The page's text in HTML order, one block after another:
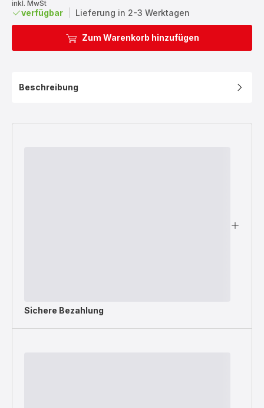
inkl. MwSt
verfügbar Lieferung in 2-3 Werktagen
Zum Warenkorb hinzufügen
Beschreibung
Sichere Bezahlung